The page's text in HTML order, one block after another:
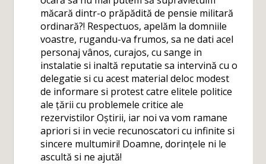
măcară dintr-o prăpădită de pensie militară
ordinară?! Respectuos, apelăm la domniile
voastre, rugandu-va frumos, sa ne dati acel
personaj vânos, curajos, cu sange in
instalatie si inaltă reputatie sa intervină cu o
delegatie si cu acest material deloc modest
de informare si protest catre elitele politice
ale țării cu problemele critice ale
rezervistilor Oștirii, iar noi va vom ramane
apriori si in vecie recunoscatori cu infinite si
sincere multumiri! Doamne, dorințele ni le
ascultă si ne ajută!